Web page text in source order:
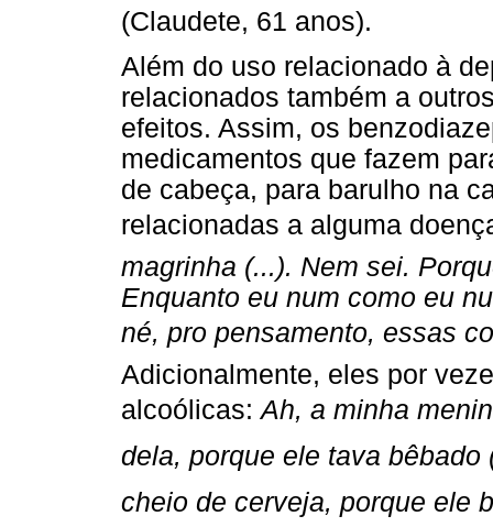
(Claudete, 61 anos).
Além do uso relacionado à
relacionados também a
efeitos. Assim, os
medicamentos que fazem
de cabeça, para barulho na
relacionadas a alguma
magrinha (...). Nem sei.
Enquanto eu num como eu
né, pro pensamento, essas
Adicionalmente, eles por
alcoólicas:Ah, a minha
dela, porque ele tava bêbado
cheio de cerveja, porque ele